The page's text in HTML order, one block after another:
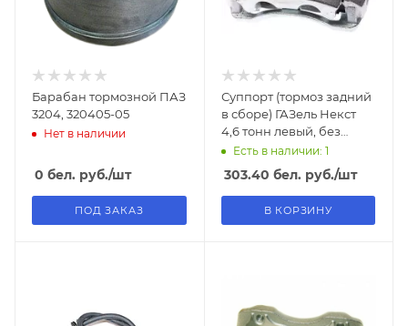
Барабан тормозной ПАЗ
3204, 320405-05
Нет в наличии
0 бел. руб./шт
ПОД ЗАКАЗ
Суппорт (тормоз задний
в сборе) ГАЗель Некст
4,6 тонн левый, без
колодок
Есть в наличии: 1
303.40 бел. руб./шт
В КОРЗИНУ